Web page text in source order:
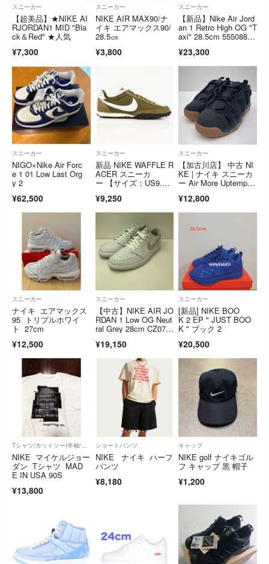
スニーカー
【超美品】★NIKE AI
RJORDAN1 MID "Bla
ck＆Red" ★人気
¥7,300
スニーカー
NIKE AIR MAX90/ナ
イキ エアマックス90/
28.5㎝
¥3,800
スニーカー
【新品】Nike Air Jord
an 1 Retro High OG "T
axi" 28.5cm 555088-7
¥23,300
スニーカー
NIGO×Nike Air Forc
e 1 01 Low Last Org
y 2
¥62,500
スニーカー
新品 NIKE WAFFLE R
ACER スニーカ
ー 【サイズ：US9.5(2
8658-300 ワッフルレ
ーサー ナイキ メン
¥9,250
スニーカー
【加古川店】 中古 NI
KE | ナイキ スニーカ
ー Air More Uptemp
ラック 27.5cm 【12
6】
¥12,800
スニーカー
ナイキ エアマックス
95 トリプルホワイ
ト 27cm
¥12,500
スニーカー
【中古】NIKE AIR JO
RDAN 1 Low OG Neut
ral Grey 28cm CZ079
30]
¥19,150
スニーカー
[新品] NIKE BOO
K 2 EP " JUST BOO
K " ブック 2
¥20,500
Tシャツ/カットソー(半袖/袖なし)
NIKE マイケルジョー
ダン Tシャツ MAD
E IN USA 90S
¥13,800
ショートパンツ
NIKE ナイキ ハーフ
パンツ
¥8,180
キャップ
NIKE golf ナイキゴル
フ キャップ 黒 帽子
¥1,200